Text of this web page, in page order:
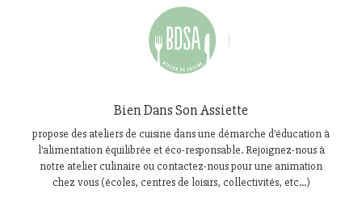
Bien Dans Son Assiette
propose des ateliers de cuisine dans une démarche d'éducation à
l'alimentation équilibrée et éco-responsable. Rejoignez-nous à
notre atelier culinaire ou contactez-nous pour une animation
chez vous (écoles, centres de loisirs, collectivités, etc...)